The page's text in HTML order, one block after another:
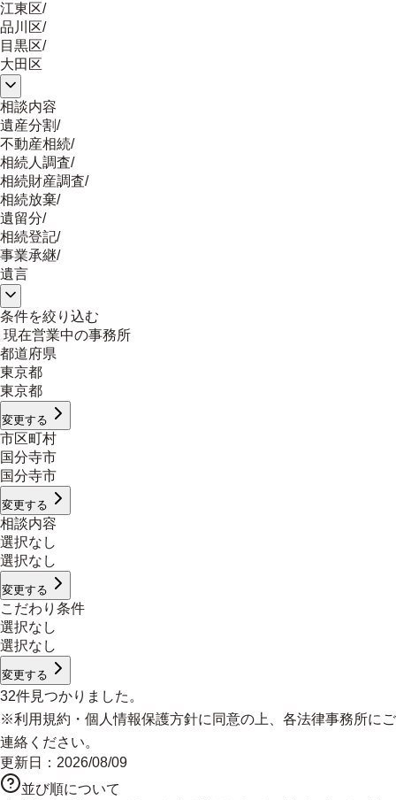
江東区/
品川区/
目黒区/
大田区
相談内容
遺産分割/
不動産相続/
相続人調査/
相続財産調査/
相続放棄/
遺留分/
相続登記/
事業承継/
遺言
条件を絞り込む
現在営業中の事務所
都道府県
東京都
東京都
変更する
市区町村
国分寺市
国分寺市
変更する
相談内容
選択なし
選択なし
変更する
こだわり条件
選択なし
選択なし
変更する
32件見つかりました。
※利用規約 ・ 個人情報保護方針に同意の上、各法律事務所にご
連絡ください。
更新日： 2026/08/09
並び順について